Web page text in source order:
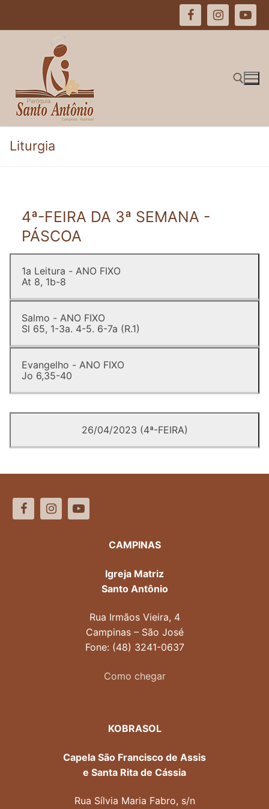
Pesquisar por:
Liturgia
4ª-FEIRA DA 3ª SEMANA -
PÁSCOA
1a Leitura - ANO FIXO
At 8, 1b-8
Salmo - ANO FIXO
Sl 65, 1-3a. 4-5. 6-7a (R.1)
Evangelho - ANO FIXO
Jo 6,35-40
26/04/2023 (4ª-FEIRA)
CAMPINAS
Igreja Matriz
Santo Antônio
Rua Irmãos Vieira, 4
Campinas – São José
Fone: (48) 3241-0637
Como chegar
KOBRASOL
Capela São Francisco de Assis
e Santa Rita de Cássia
Rua Sílvia Maria Fabro, s/n